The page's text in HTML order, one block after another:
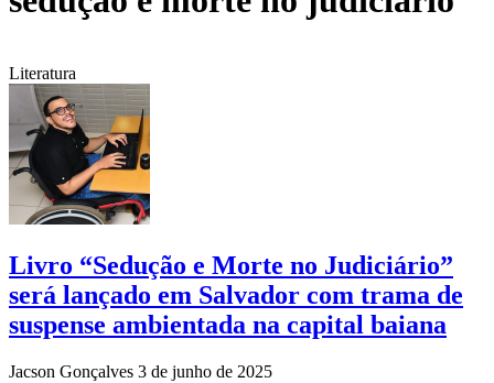
Literatura
Livro “Sedução e Morte no Judiciário”
será lançado em Salvador com trama de
suspense ambientada na capital baiana
Jacson Gonçalves 3 de junho de 2025